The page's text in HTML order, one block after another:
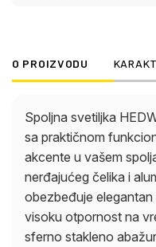
kombinuje moderan dizajn
prijatnu atmosferu.
O PROIZVODU
Spoljna svetiljka
sa praktičnom
akcente u vašem
nerđajućeg čelika i
obezbeđuje
visoku otpornost na
sferno stakleno